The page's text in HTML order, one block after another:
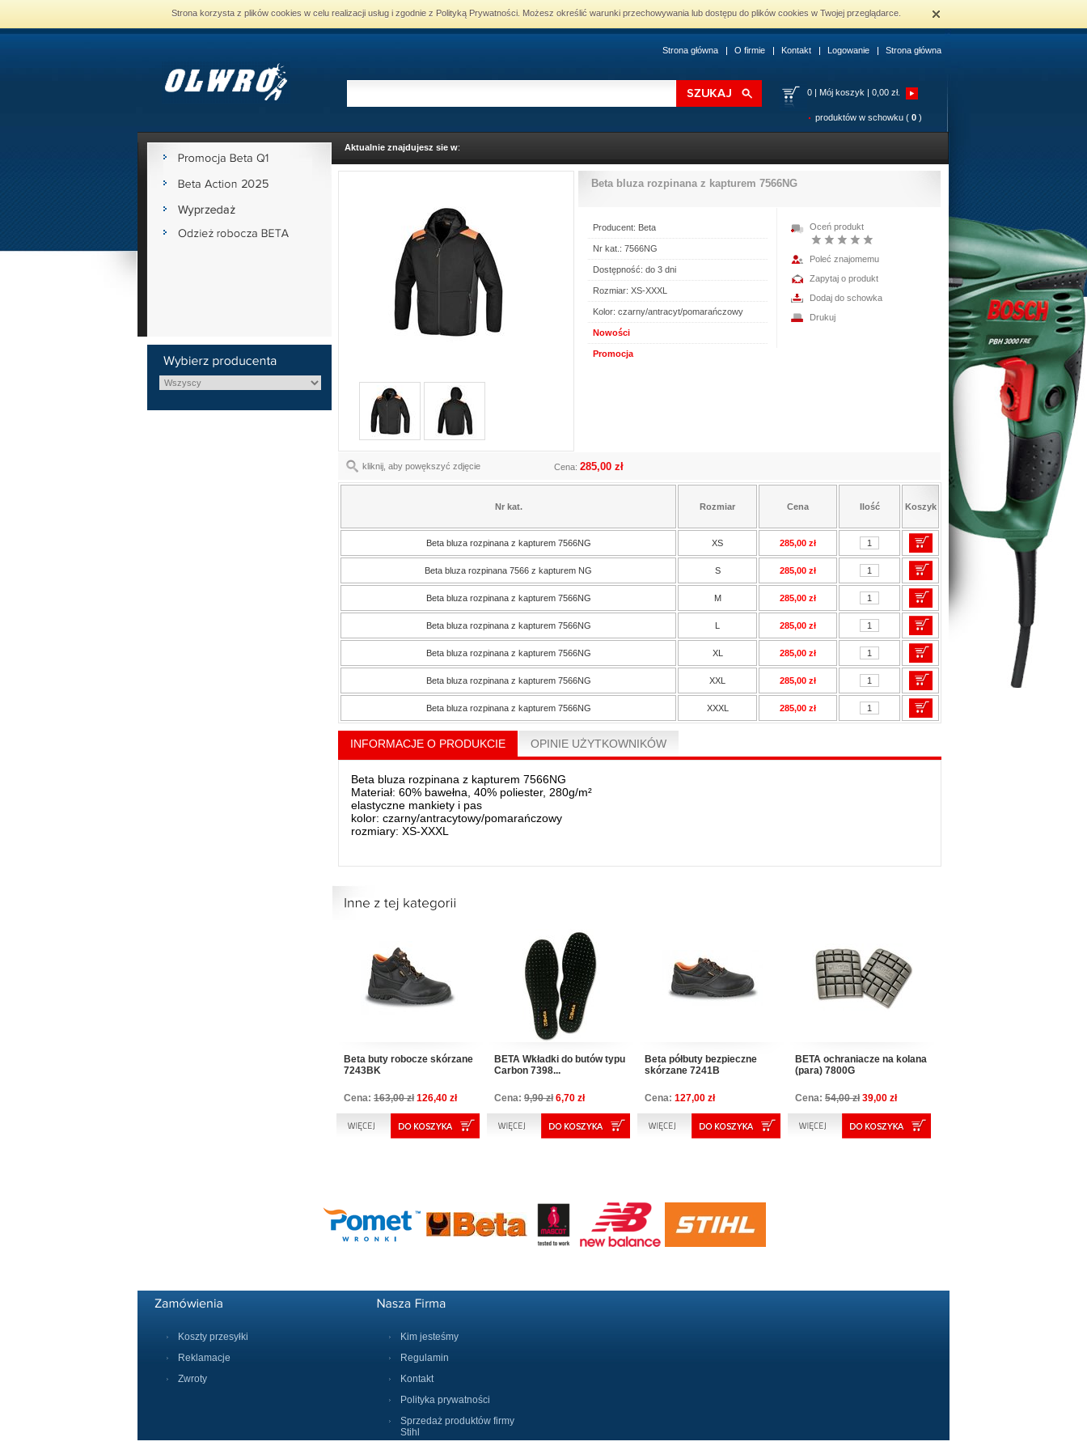
Strona korzysta z plików cookies w celu realizacji usług i zgodnie z Polityką Prywatności. Możesz określić warunki przechowywania lub dostępu do plików cookies w Twojej przeglądarce.
Strona główna O firmie Kontakt Logowanie Strona główna
0 | Mój koszyk | 0,00 zł.
produktów w schowku ( 0 )
Aktualnie znajdujesz sie w:
kliknij, aby powększyć zdjęcie Cena: 285,00 zł
Beta bluza rozpinana z kapturem 7566NG
Producent: Beta
Nr kat.: 7566NG
Dostępność: do 3 dni
Rozmiar: XS-XXXL
Kolor: czarny/antracyt/pomarańczowy
Nowości
Promocja
Oceń produkt
Poleć znajomemu
Zapytaj o produkt
Dodaj do schowka
Drukuj
Nr kat. Rozmiar Cena Ilość Koszyk
Beta bluza rozpinana z kapturem 7566NG XS 285,00 zł
Beta bluza rozpinana 7566 z kapturem NG S 285,00 zł
Beta bluza rozpinana z kapturem 7566NG M 285,00 zł
Beta bluza rozpinana z kapturem 7566NG L 285,00 zł
Beta bluza rozpinana z kapturem 7566NG XL 285,00 zł
Beta bluza rozpinana z kapturem 7566NG XXL 285,00 zł
Beta bluza rozpinana z kapturem 7566NG XXXL 285,00 zł
INFORMACJE O PRODUKCIE OPINIE UŻYTKOWNIKÓW
Beta bluza rozpinana z kapturem 7566NG
Materiał: 60% bawełna, 40% poliester, 280g/m²
elastyczne mankiety i pas
kolor: czarny/antracytowy/pomarańczowy
rozmiary: XS-XXXL
Beta buty robocze skórzane
7243BK
Cena: 163,00 zł 126,40 zł
BETA Wkładki do butów typu
Carbon 7398...
Cena: 9,90 zł 6,70 zł
Beta półbuty bezpieczne
skórzane 7241B
Cena: 127,00 zł
BETA ochraniacze na kolana
(para) 7800G
Cena: 54,00 zł 39,00 zł
Koszty przesyłki
Reklamacje
Zwroty
Kim jesteśmy
Regulamin
Kontakt
Polityka prywatności
Sprzedaż produktów firmy
Stihl